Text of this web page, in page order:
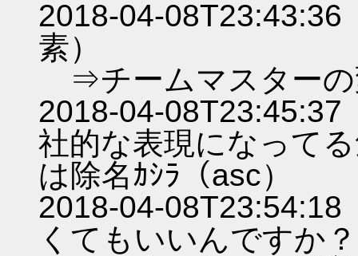
2018-04-
素）
⇒チームマスターの
2018-04-
社的な表現になって
は除名ｶｼﾗ（asc）
2018-04-
くてもいいんですか